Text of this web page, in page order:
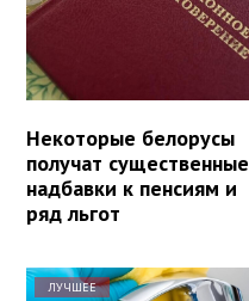
Некоторые белорусы
получат существенные
надбавки к пенсиям и
ряд льгот
ЛУЧШЕЕ